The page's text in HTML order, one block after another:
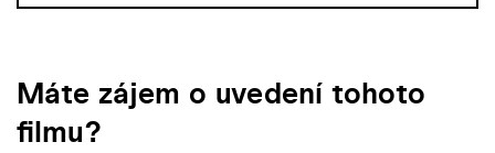
Máte zájem o uvedení tohoto
filmu?